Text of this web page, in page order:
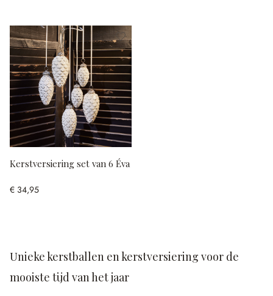
Kerstversiering set van 6 Éva
€ 34,95
Unieke kerstballen en kerstversiering voor de
mooiste tijd van het jaar